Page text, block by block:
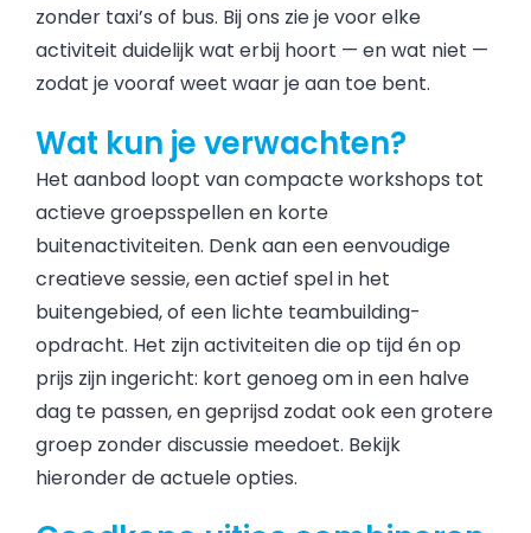
zonder taxi’s of bus. Bij ons zie je voor elke
activiteit duidelijk wat erbij hoort — en wat niet —
zodat je vooraf weet waar je aan toe bent.
Wat kun je verwachten?
Het aanbod loopt van compacte workshops tot
actieve groepsspellen en korte
buitenactiviteiten. Denk aan een eenvoudige
creatieve sessie, een actief spel in het
buitengebied, of een lichte teambuilding-
opdracht. Het zijn activiteiten die op tijd én op
prijs zijn ingericht: kort genoeg om in een halve
dag te passen, en geprijsd zodat ook een grotere
groep zonder discussie meedoet. Bekijk
hieronder de actuele opties.